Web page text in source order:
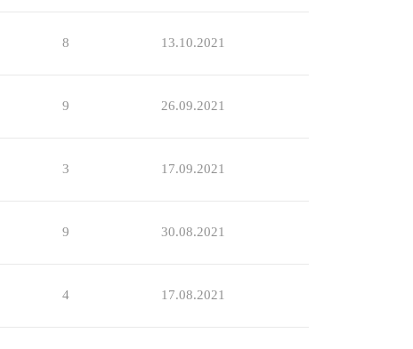
8 13.10.2021
9 26.09.2021
3 17.09.2021
9 30.08.2021
4 17.08.2021